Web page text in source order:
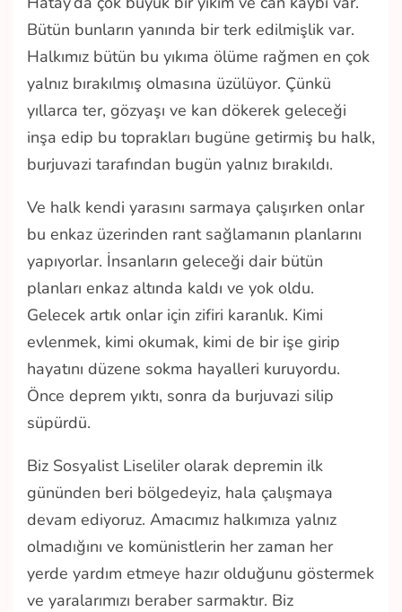
Bütün bunların yanında bir terk edilmişlik var.
Halkımız bütün bu yıkıma ölüme rağmen en çok
yalnız bırakılmış olmasına üzülüyor. Çünkü
yıllarca ter, gözyaşı ve kan dökerek geleceği
inşa edip bu toprakları bugüne getirmiş bu halk,
burjuvazi tarafından bugün yalnız bırakıldı.
Ve halk kendi yarasını sarmaya çalışırken onlar
bu enkaz üzerinden rant sağlamanın planlarını
yapıyorlar. İnsanların geleceği dair bütün
planları enkaz altında kaldı ve yok oldu.
Gelecek artık onlar için zifiri karanlık. Kimi
evlenmek, kimi okumak, kimi de bir işe girip
hayatını düzene sokma hayalleri kuruyordu.
Önce deprem yıktı, sonra da burjuvazi silip
süpürdü.
Biz Sosyalist Liseliler olarak depremin ilk
gününden beri bölgedeyiz, hala çalışmaya
devam ediyoruz. Amacımız halkımıza yalnız
olmadığını ve komünistlerin her zaman her
yerde yardım etmeye hazır olduğunu göstermek
ve yaralarımızı beraber sarmaktır. Biz